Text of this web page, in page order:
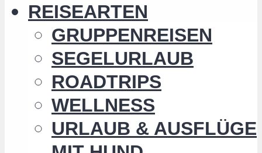
REISEARTEN
GRUPPENREISEN
SEGELURLAUB
ROADTRIPS
WELLNESS
URLAUB & AUSFLÜGE